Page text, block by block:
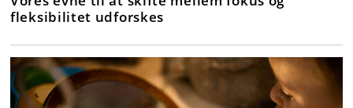
fleksibilitet udforskes